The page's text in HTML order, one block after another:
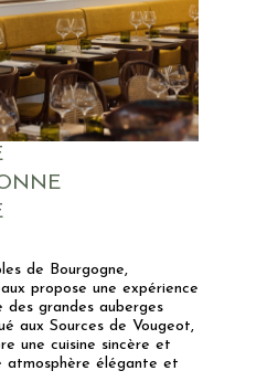
de Bourgogne,
propose une expérience
des grandes auberges
aux Sources de Vougeot,
une cuisine sincère et
atmosphère élégante et